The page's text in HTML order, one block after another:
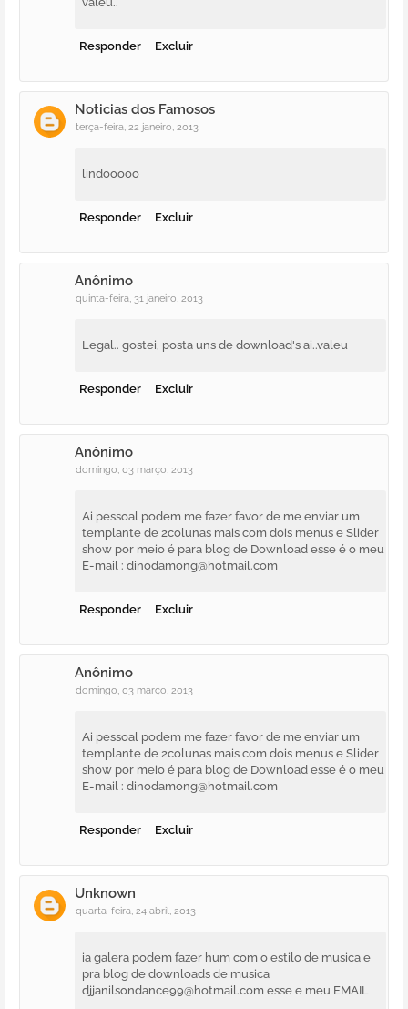
Responder Excluir
Noticias dos Famosos
terça-feira, 22 janeiro, 2013
lindooooo
Responder Excluir
Anônimo
quinta-feira, 31 janeiro, 2013
Legal.. gostei, posta uns de download's ai..valeu
Responder Excluir
Anônimo
domingo, 03 março, 2013
Ai pessoal podem me fazer favor de me enviar um
templante de 2colunas mais com dois menus e Slider
show por meio é para blog de Download esse é o meu
E-mail : dinodamong@hotmail.com
Responder Excluir
Anônimo
domingo, 03 março, 2013
Ai pessoal podem me fazer favor de me enviar um
templante de 2colunas mais com dois menus e Slider
show por meio é para blog de Download esse é o meu
E-mail : dinodamong@hotmail.com
Responder Excluir
Unknown
quarta-feira, 24 abril, 2013
ia galera podem fazer hum com o estilo de musica e
pra blog de downloads de musica
djjanilsondance99@hotmail.com esse e meu EMAIL